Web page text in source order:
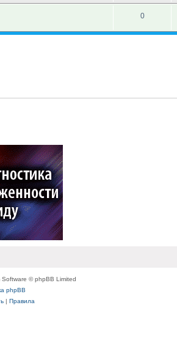
0
Software © phpBB Limited
phpBB
| Правила